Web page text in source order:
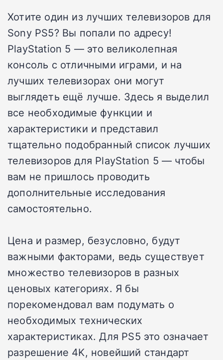
Хотите один из лучших телевизоров для
Sony PS5? Вы попали по адресу!
PlayStation 5 — это великолепная
консоль с отличными играми, и на
лучших телевизорах они могут
выглядеть ещё лучше. Здесь я выделил
все необходимые функции и
характеристики и представил
тщательно подобранный список лучших
телевизоров для PlayStation 5 — чтобы
вам не пришлось проводить
дополнительные исследования
самостоятельно.
Цена и размер, безусловно, будут
важными факторами, ведь существует
множество телевизоров в разных
ценовых категориях. Я бы
порекомендовал вам подумать о
необходимых технических
характеристиках. Для PS5 это означает
разрешение 4K, новейший стандарт